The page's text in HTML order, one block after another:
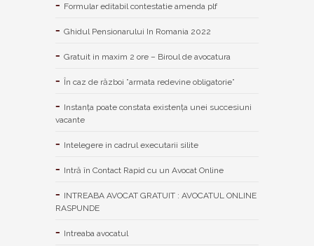
Formular editabil contestatie amenda plf
Ghidul Pensionarului In Romania 2022
Gratuit in maxim 2 ore – Biroul de avocatura
În caz de război ”armata redevine obligatorie”
Instanța poate constata existenţa unei succesiuni
vacante
Intelegere in cadrul executarii silite
Intră în Contact Rapid cu un Avocat Online
INTREABA AVOCAT GRATUIT : AVOCATUL ONLINE
RASPUNDE
Intreaba avocatul